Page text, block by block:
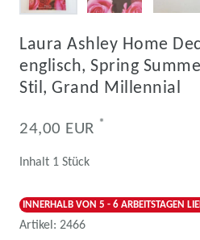
Laura Ashley Home
englisch, Spring
Stil, Grand Millennial
24,00 EUR *
Inhalt 1 Stück
INNERHALB VON 5 - 6 ARBEITSTAGEN
Artikel: 2466